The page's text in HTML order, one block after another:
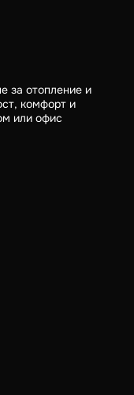
комфорт и
или офис